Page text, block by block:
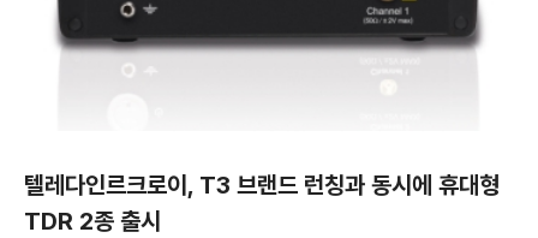
텔레다인르크로이, T3 브랜드 런칭과 동시에 휴대형
TDR 2종 출시